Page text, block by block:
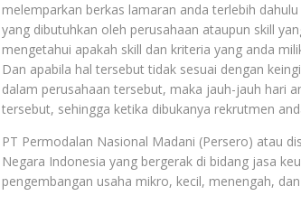
melemparkan berkas lamaran anda terlebih
yang dibutuhkan oleh perusahaan ataupun skill
mengetahui apakah skill dan kriteria yang anda
Dan apabila hal tersebut tidak sesuai dengan
dalam perusahaan tersebut, maka jauh-jauh hari
tersebut, sehingga ketika dibukanya rekrutmen
PT Permodalan Nasional Madani (Persero) atau
Negara Indonesia yang bergerak di bidang jasa
pengembangan usaha mikro, kecil, menengah,